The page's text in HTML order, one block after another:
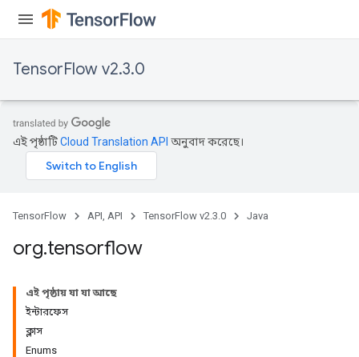
TensorFlow v2.3.0
এই পৃষ্ঠাটিCloud Translation API অনুবাদ করেছে।
TensorFlow API, API TensorFlow v2.3.0 Java
org.tensorflow
এই পৃষ্ঠায় যা যা আছে
ইন্টারফেস
ক্লাস
Enums